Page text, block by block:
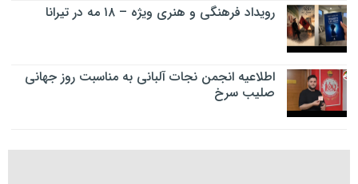
رویداد فرهنگی و هنری ویژه – ۱۸ مه در تیرانا
اطلاعیه انجمن نجات آلبانی به مناسبت روز جهانی
صلیب سرخ